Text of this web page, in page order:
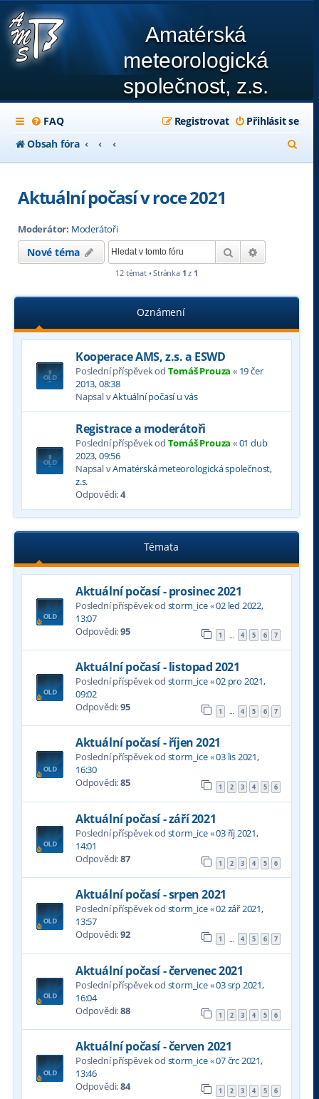
Amatérská
meteorologická
společnost, z.s.
FAQ Přihlásit se
Registrovat
Obsah fóra
l
Aktuální počasí v roce 2021
Moderátor: Moderátoři
Nové téma Hledat
12 témat • Stránka 1 z 1
Oznámení
Kooperace AMS, z.s. a ESWD
Poslední příspěvek od Tomáš Prouza « 19 čer
2013, 08:38
Napsal vAktuální počasí u vás
Registrace a moderátoři
Poslední příspěvek od Tomáš Prouza «01 dub
2023, 09:56
Napsal vAmatérská meteorologická společnost,
z.s.
Odpovědi:4
Témata
Aktuální počasí - prosinec 2021
Poslední příspěvek od storm_ice«02 led 2022,
13:07
Odpovědi:95 1 … 4 5 6 7
Aktuální počasí - listopad 2021
Poslední příspěvek od storm_ice«02 pro 2021,
09:02
Odpovědi:95 1 … 4 5 6 7
Aktuální počasí - říjen 2021
Poslední příspěvek od storm_ice«03 lis 2021,
16:30
Odpovědi:85 1 2 3 4 5 6
Aktuální počasí - září 2021
Poslední příspěvek od storm_ice«03 říj 2021,
14:01
Odpovědi:87 1 2 3 4 5 6
Aktuální počasí - srpen 2021
Poslední příspěvek od storm_ice«02 zář 2021,
13:57
Odpovědi:92 1 … 4 5 6 7
Aktuální počasí - červenec 2021
Poslední příspěvek od storm_ice«03 srp 2021,
16:04
Odpovědi:88 1 2 3 4 5 6
Aktuální počasí - červen 2021
Poslední příspěvek od storm_ice«07 črc 2021,
13:46
Odpovědi:84 1 2 3 4 5 6